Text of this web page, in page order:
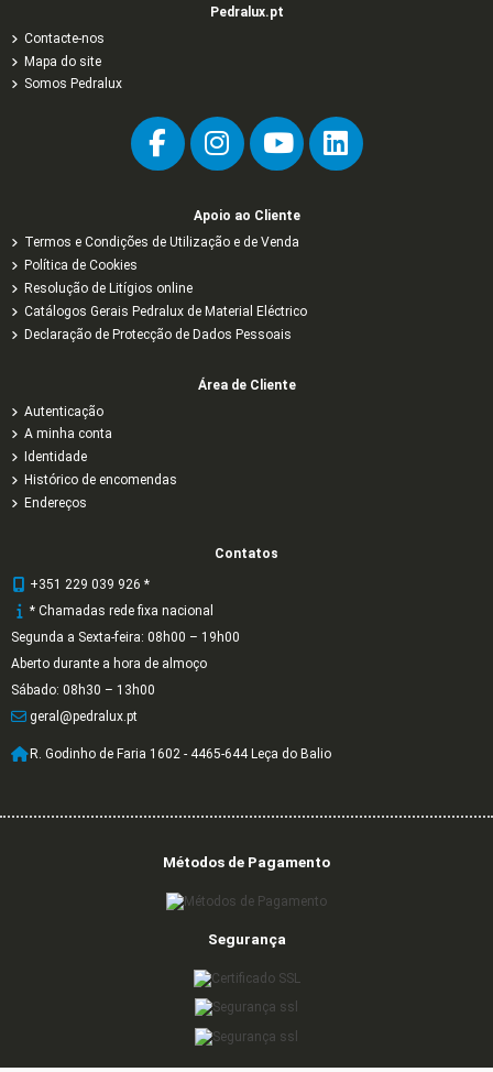
Pedralux.pt
Contacte-nos
Mapa do site
Somos Pedralux
Apoio ao Cliente
Termos e Condições de Utilização e de Venda
Política de Cookies
Resolução de Litígios online
Catálogos Gerais Pedralux de Material Eléctrico
Declaração de Protecção de Dados Pessoais
Área de Cliente
Autenticação
A minha conta
Identidade
Histórico de encomendas
Endereços
Contatos
+351 229 039 926 *
* Chamadas rede fixa nacional
Segunda a Sexta-feira: 08h00 – 19h00
Aberto durante a hora de almoço
Sábado: 08h30 – 13h00
geral@pedralux.pt
R. Godinho de Faria 1602 - 4465-644 Leça do Balio
Métodos de Pagamento
Segurança